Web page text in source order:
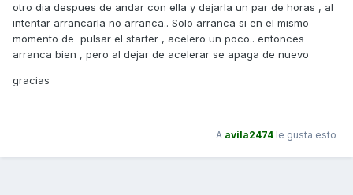
otro dia despues de andar con ella y dejarla un par de horas , al
intentar arrancarla no arranca.. Solo arranca si en el mismo
momento de pulsar el starter , acelero un poco.. entonces
arranca bien , pero al dejar de acelerar se apaga de nuevo
gracias
A avila2474 le gusta esto